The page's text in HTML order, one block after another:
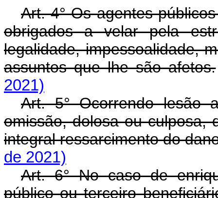
Art. 4° Os agentes
obrigados a velar pela
legalidade, impessoalidade,
assuntos que lhe são afetos.
2021)
Art. 5° Ocorrendo lesão
omissão, dolosa ou culposa,
integral ressarcimento do
de 2021)
Art. 6° No caso de
público ou terceiro